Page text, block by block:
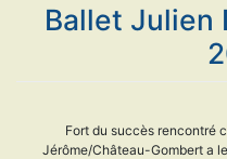
Ballet Julien
Fort du succès rencontré
Jérôme/Château-Gombert a